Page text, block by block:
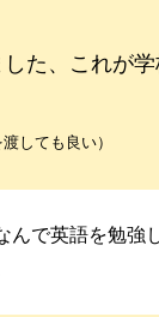
た、これが
しても良い）
んで英語を勉強